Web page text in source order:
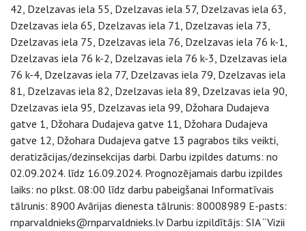
42, Dzelzavas iela 55, Dzelzavas iela 57, Dzelzavas iela 63,
Dzelzavas iela 65, Dzelzavas iela 71, Dzelzavas iela 73,
Dzelzavas iela 75, Dzelzavas iela 76, Dzelzavas iela 76 k-1,
Dzelzavas iela 76 k-2, Dzelzavas iela 76 k-3, Dzelzavas iela
76 k-4, Dzelzavas iela 77, Dzelzavas iela 79, Dzelzavas iela
81, Dzelzavas iela 82, Dzelzavas iela 89, Dzelzavas iela 90,
Dzelzavas iela 95, Dzelzavas iela 99, Džohara Dudajeva
gatve 1, Džohara Dudajeva gatve 11, Džohara Dudajeva
gatve 12, Džohara Dudajeva gatve 13 pagrabos tiks veikti,
deratizācijas/dezinsekcijas darbi. Darbu izpildes datums: no
02.09.2024. līdz 16.09.2024. Prognozējamais darbu izpildes
laiks: no plkst. 08:00 līdz darbu pabeigšanai Informatīvais
tālrunis: 8900 Avārijas dienesta tālrunis: 80008989 E-pasts:
rnparvaldnieks@rnparvaldnieks.lv Darbu izpildītājs: SIA “Vizii